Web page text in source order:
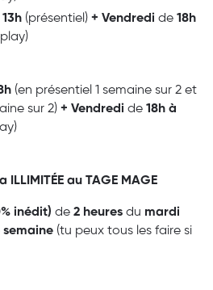
(présentiel) + Vendredi de 18h
(en présentiel 1 semaine sur 2 et
sur 2) + Vendredi de 18h à
au TAGE MAGE
inédit) de 2 heuresdu mardi
(tu peux tous les faire si